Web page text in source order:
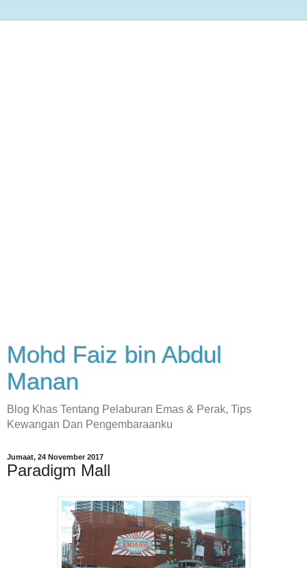
Mohd Faiz bin Abdul
Manan
Blog Khas Tentang Pelaburan Emas & Perak, Tips
Kewangan Dan Pengembaraanku
Jumaat, 24 November 2017
Paradigm Mall